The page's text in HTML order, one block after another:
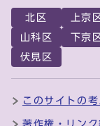
北区 上京
山科区
下京
伏見区
このサイトの
著作権・リンク